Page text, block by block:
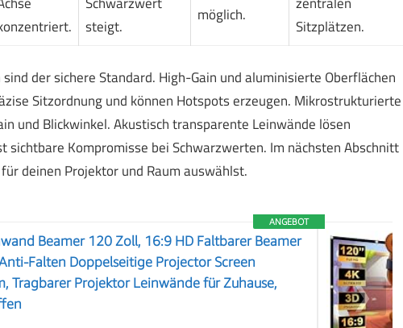
steigt.
möglich.
Sitzplätzen.
der sichere Standard. High-Gain und aluminisierte Oberflächen
Sitzordnung und können Hotspots erzeugen. Mikrostrukturierte
und Blickwinkel. Akustisch transparente Leinwände lösen
sichtbare Kompromisse bei Schwarzwerten. Im nächsten Abschnitt
deinen Projektor und Raum auswählst.
ANGEBOT
Beamer 120 Zoll, 16:9 HD Faltbarer Beamer
Falten Doppelseitige Projector Screen
Tragbarer Projektor Leinwände für Zuhause,
❯